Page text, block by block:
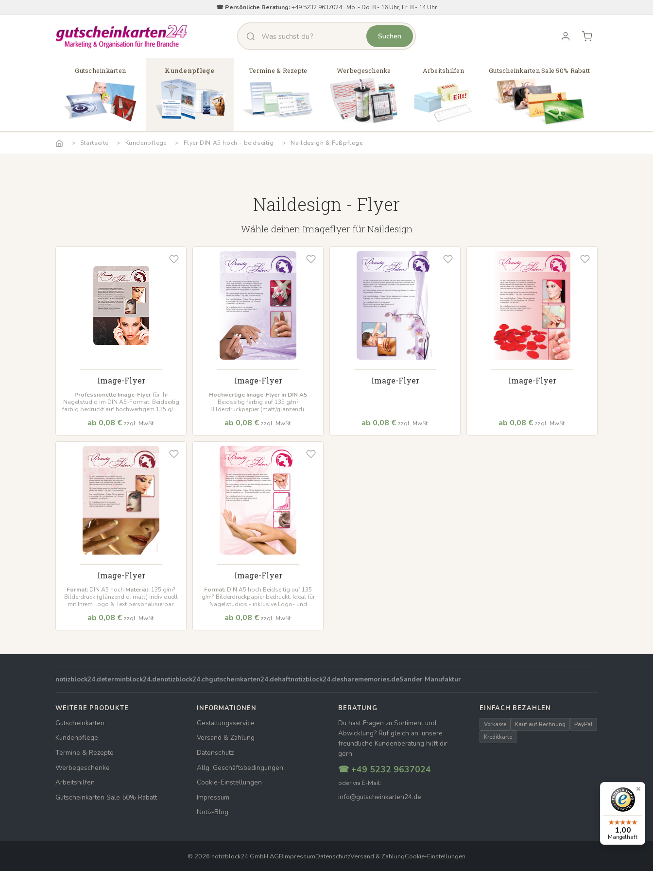
☎ Persönliche Beratung:+49 5232 9637024 Mo. - Do. 8 - 16 Uhr, Fr. 8 - 14 Uhr
Suchen
Gutscheinkarten Kundenpflege Termine & Rezepte Werbegeschenke Arbeitshilfen Gutscheinkarten Sale 50% Rabatt
Startseite Kundenpflege Flyer DIN A5 hoch - beidseitig Naildesign & Fußpflege
Naildesign - Flyer
Wähle deinen Imageflyer für Naildesign
Image-Flyer
Professionelle Image-Flyerfür Ihr
Nagelstudio im DIN A5-Format. Beidseitig
farbig bedruckt auf hochwertigem 135 g/m²
Ihrem Logo und Text.
ab 0,08 € zzgl. MwSt.
Image-Flyer
Hochwertige Image-Flyer in DIN A5
Beidseitig farbig auf 135 g/m²
Bilderdruckpapier (matt/glänzend).
und Text.
ab 0,08 € zzgl. MwSt.
Image-Flyer
ab 0,08 € zzgl. MwSt.
Image-Flyer
ab 0,08 € zzgl. MwSt.
Image-Flyer
Format: DIN A5 hoch Material: 135 g/m²
Bilderdruck (glänzend o. matt) Individuell
mit Ihrem Logo & Text personalisierbar.
ab 0,08 € zzgl. MwSt.
Image-Flyer
Format: DIN A5 hoch Beidseitig auf 135
g/m² Bilderdruckpapier bedruckt. Ideal für
Nagelstudios - inklusive Logo- und
ab 0,08 € zzgl. MwSt.
notizblock24.determinblock24.denotizblock24.chgutscheinkarten24.dehaftnotizblock24.desharememories.deSander Manufaktur
WEITERE PRODUKTE
Gutscheinkarten
Kundenpflege
Termine & Rezepte
Werbegeschenke
Arbeitshilfen
Gutscheinkarten Sale 50% Rabatt
INFORMATIONEN
Gestaltungsservice
Versand & Zahlung
Datenschutz
Allg. Geschäftsbedingungen
Cookie-Einstellungen
Impressum
Notiz-Blog
BERATUNG
Du hast Fragen zu Sortiment und
Abwicklung? Ruf gleich an, unsere
freundliche Kundenberatung hilft dir
gern.
☎ +49 5232 9637024
oder via E-Mail:
info@gutscheinkarten24.de
EINFACH BEZAHLEN
Vorkasse Kauf auf Rechnung
PayPal
Kreditkarte
© 2026 notizblock24 GmbH AGBImpressumDatenschutzVersand & ZahlungCookie-Einstellungen
1,00
Mangelhaft